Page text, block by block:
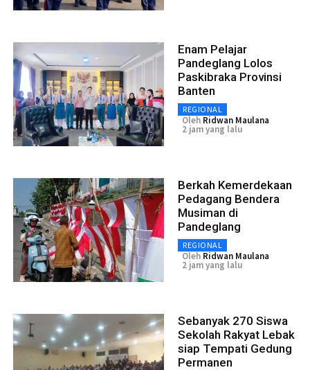
Enam Pelajar
Pandeglang Lolos
Paskibraka Provinsi
Banten
REGIONAL
Oleh Ridwan Maulana
2 jam yang lalu
Berkah Kemerdekaan
Pedagang Bendera
Musiman di
Pandeglang
REGIONAL
Oleh Ridwan Maulana
2 jam yang lalu
Sebanyak 270 Siswa
Sekolah Rakyat Lebak
siap Tempati Gedung
Permanen